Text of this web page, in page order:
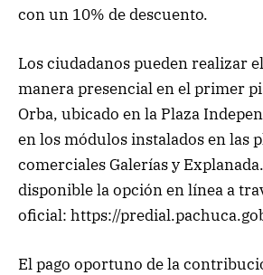
con un 10% de descuento.
Los ciudadanos pueden realizar
manera presencial en el primer
Orba, ubicado en la Plaza
en los módulos instalados en las
comerciales Galerías y
disponible la opción en línea a
oficial: https://
El pago oportuno de la